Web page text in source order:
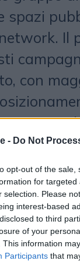
- Do Not
opt-out of the
for
selection. Please
interest-based
to third
of your
This information
Participants that
spazi
Il
con
per i
verticali e
per
sales
di